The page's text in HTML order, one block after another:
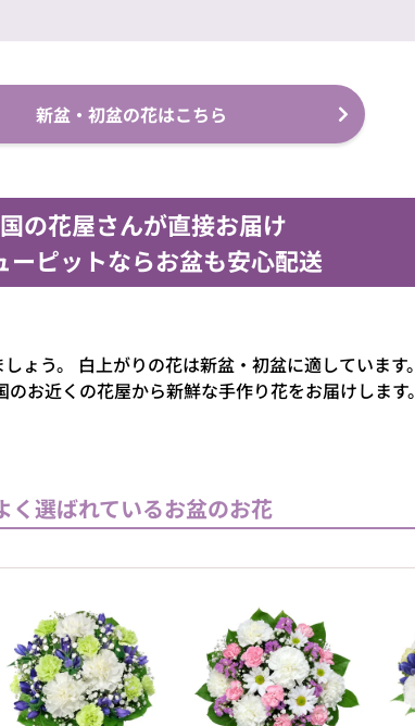
新盆・初盆の花はこちら
の花屋さんが直接お届け
ーピットならお盆も安心配送
ょう。
白上がりの花は新盆・初盆に適しています。
のお近くの花屋から新鮮な手作り花をお届けします。
く選ばれているお盆のお花